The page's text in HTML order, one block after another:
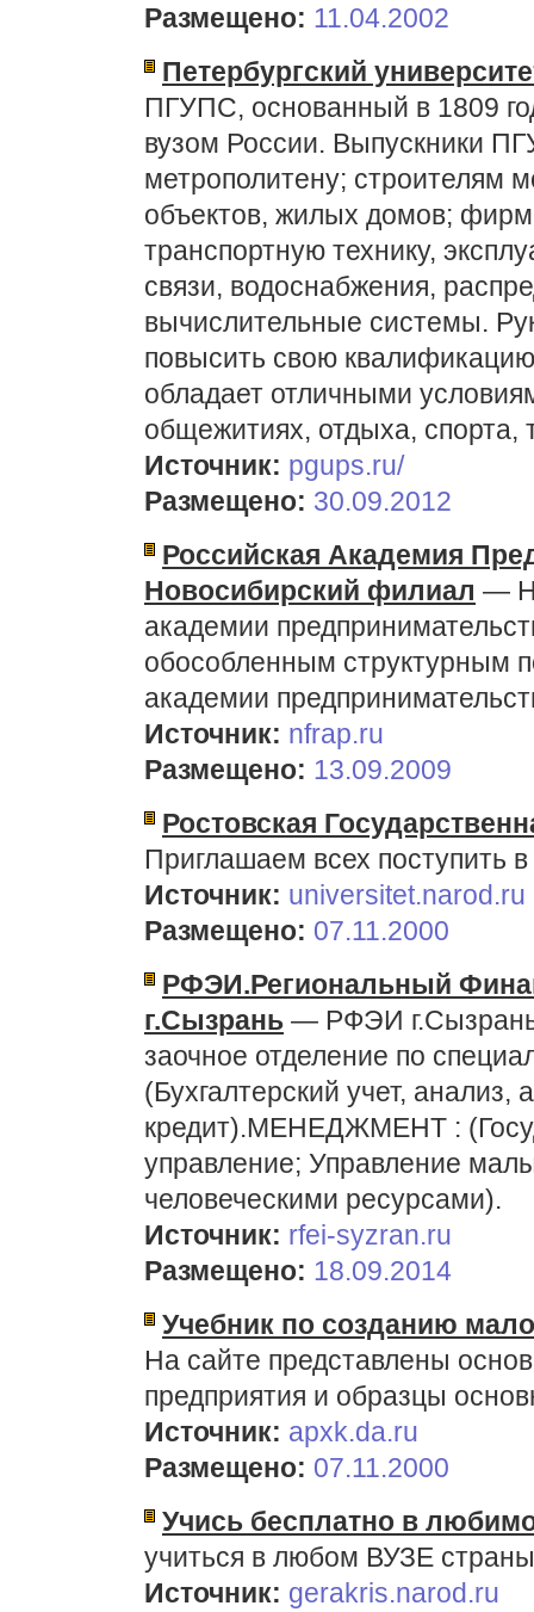
Размещено: 11.04.2002
Петербургский
ПГУПС, основанный в 1809
вузом России. Выпускники
метрополитену; строителям
объектов, жилых домов;
транспортную технику,
связи, водоснабжения,
вычислительные системы.
повысить свою квалификацию
обладает отличными
общежитиях, отдыха, спорта,
Источник: pgups.ru/
Размещено: 30.09.2012
Российская Академия
Новосибирский филиал —
академии
обособленным структурным
академии
Источник: nfrap.ru
Размещено: 13.09.2009
Ростовская
Приглашаем всех поступить
Источник: universitet.narod.ru
Размещено: 07.11.2000
РФЭИ.Региональный
г.Сызрань — РФЭИ г.Сызрань
заочное отделение по
(Бухгалтерский учет,
кредит).МЕНЕДЖМЕНТ :
управление; Управление
человеческими ресурсами).
Источник: rfei-syzran.ru
Размещено: 18.09.2014
Учебник по созданию
На сайте представлены
предприятия и образцы
Источник: apxk.da.ru
Размещено: 07.11.2000
Учись бесплатно в
учиться в любом ВУЗЕ
Источник: gerakris.narod.ru